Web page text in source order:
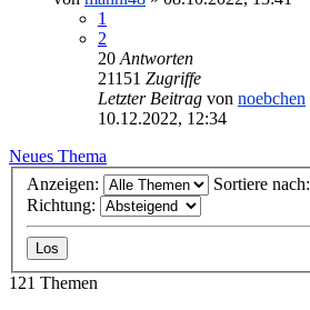
1
2
20 Antworten
21151 Zugriffe
Letzter Beitrag von noebchen
10.12.2022, 12:34
Neues Thema
Anzeigen:
Sortiere nach:
Richtung:
121 Themen